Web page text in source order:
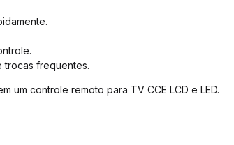
trocas frequentes.
um controle remoto para TV CCE LCD e LED.